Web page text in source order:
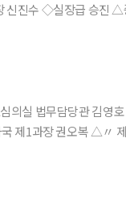
신진수 ◇실장급 승진
실 법무담당관 김영
제1과장 권오복 △〃